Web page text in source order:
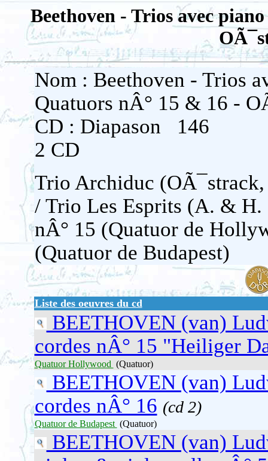
Beethoven - Trios avec
Nom : Beethoven - Trios
Quatuors nÂ° 15 & 16 -
CD : Diapason 146
2 CD
Trio Archiduc
/ Trio Les Esprits (A. & H.
nÂ° 15 (Quatuor de
(Quatuor de Budapest)
Liste des oeuvres du cd
BEETHOVEN (van)
cordes nÂ° 15 "Heiliger
Quatuor Hollywood (Quatuor)
BEETHOVEN (van)
cordes nÂ° 16 (cd 2)
Quatuor de Budapest (Quatuor)
BEETHOVEN (van)